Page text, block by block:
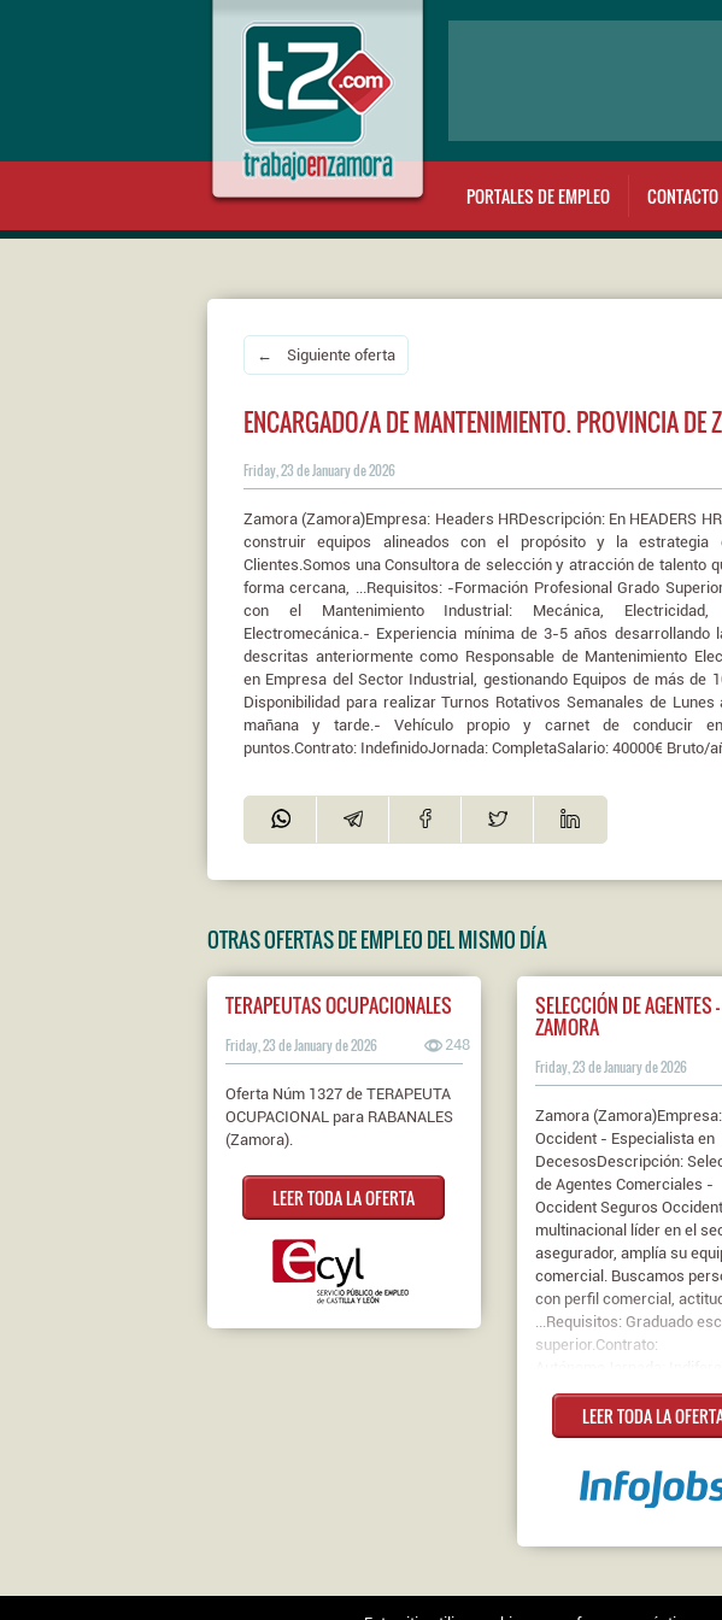
PORTALES DE EMPLEO CONTACTO
← Siguiente oferta
ENCARGADO/A DE MANTENIMIENTO. PROVINCIA DE
Friday, 23 de January de 2026
Zamora (Zamora)Empresa: Headers HRDescripción: En HEADERS
construir equipos alineados con el propósito y la estrategia
Clientes.Somos una Consultora de selección y atracción de talento
forma cercana, ...Requisitos: -Formación Profesional Grado
con el Mantenimiento Industrial: Mecánica, Electricidad,
Electromecánica.- Experiencia mínima de 3-5 años desarrollando
descritas anteriormente como Responsable de Mantenimiento
en Empresa del Sector Industrial, gestionando Equipos de más de
Disponibilidad para realizar Turnos Rotativos Semanales de Lunes
mañana y tarde.- Vehículo propio y carnet de conducir
puntos.Contrato: IndefinidoJornada: CompletaSalario: 40000€ Bruto/
OTRAS OFERTAS DE EMPLEO DEL MISMO DÍA
TERAPEUTAS OCUPACIONALES
Friday, 23 de January de 2026 248
Oferta Núm 1327 de TERAPEUTA
OCUPACIONAL para RABANALES
(Zamora).
LEER TODA LA OFERTA
SELECCIÓN DE AGENTES -
ZAMORA
Friday, 23 de January de 2026
Zamora (Zamora)Empresa:
Occident - Especialista en
DecesosDescripción:
de Agentes Comerciales -
Occident Seguros
multinacional líder en el
asegurador, amplía su
comercial. Buscamos
con perfil comercial,
...Requisitos: Graduado
superior.Contrato:
LEER TODA LA